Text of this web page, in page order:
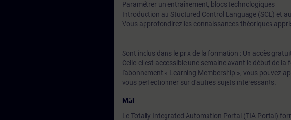
Paramétrer un entraînement, blocs technologiques
Introduction au Stuctured Control Language (SCL) et
Vous approfondirez les connaissances théoriques
Sont inclus dans le prix de la formation : Un accès
Celle-ci est accessible une semaine avant le début de
l'abonnement « Learning Membership », vous pouvez
vous perfectionner sur d'autres sujets intéressants.
Mål
Le Totally Integrated Automation Portal (TIA Portal)